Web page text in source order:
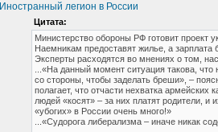
Иностранный легион в России
Цитата:
Министерство обороны РФ готовит проект
Наемникам предоставят жилье, а зарплата
Эксперты расходятся во мнениях о том,
...«На данный момент ситуация такова,
со стороны, чтобы заделать бреши», –
полагает, что отчасти нехватка
людей «косят» – за них платят родители,
«убогих» в России очень много!»
...«Судорога либерализма – иначе никак